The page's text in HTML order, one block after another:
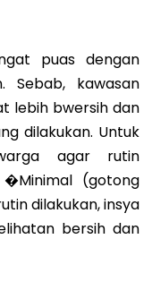
puas dengan
Sebab, kawasan
lebih bwersih dan
dilakukan. Untuk
agar rutin
(gotong
dilakukan, insya
bersih dan